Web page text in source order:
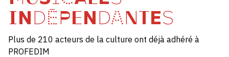
INDÉPENDANTES
Plus de 210 acteurs de la culture ont déjà adhéré à
PROFEDIM